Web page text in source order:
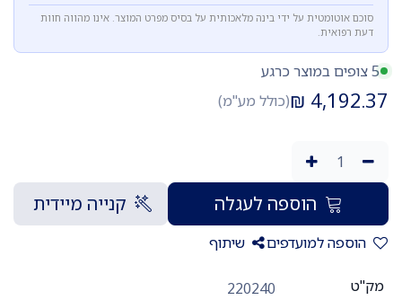
סוכם אוטומטית על ידי בינה מלאכותית על בסיס מפרט המוצר. אינו מהווה חוות
דעת רפואית.
5 צופים במוצר כרגע
4,192.37
₪(כולל מע"מ)
הוספה לעגלה קנייה מיידית
הוספה למועדפים שיתוף
מק"ט
220240